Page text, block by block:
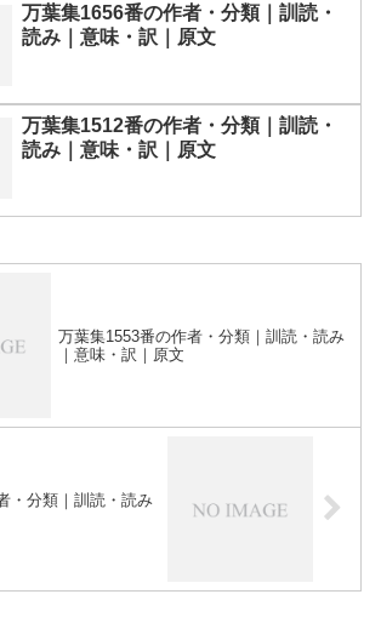
万葉集1656番の作者・分類｜訓読・
読み｜意味・訳｜原文
万葉集1512番の作者・分類｜訓読・
読み｜意味・訳｜原文
万葉集1553番の作者・分類｜訓読・読み
｜意味・訳｜原文
・分類｜訓読・読み